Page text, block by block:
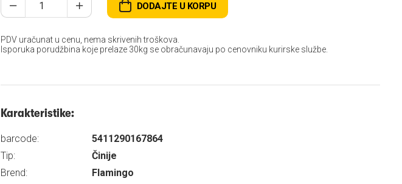
DODAJTE U KORPU
PDV uračunat u cenu, nema skrivenih troškova.
Isporuka porudžbina koje prelaze 30kg se obračunavaju po cenovniku kurirske službe.
Karakteristike:
barcode:
5411290167864
Tip:
Činije
Brend:
Flamingo